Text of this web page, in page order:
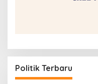
Politik Terbaru